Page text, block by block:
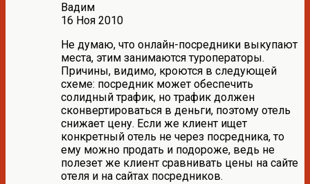
Вадим
16 Ноя 2010
Не думаю, что онлайн-посредники выкупают
места, этим занимаются туроператоры.
Причины, видимо, кроются в следующей
схеме: посредник может обеспечить
солидный трафик, но трафик должен
сконвертироваться в деньги, поэтому отель
снижает цену. Если же клиент ищет
конкретный отель не через посредника, то
ему можно продать и подороже, ведь не
полезет же клиент сравнивать цены на сайте
отеля и на сайтах посредников.